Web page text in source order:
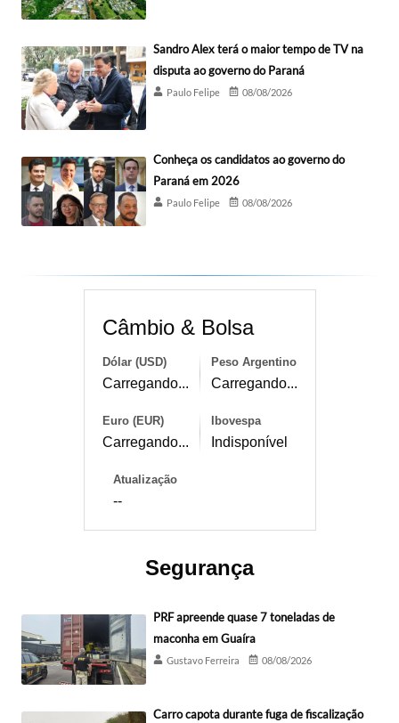
Sandro Alex terá o maior tempo de TV na
disputa ao governo do Paraná
Paulo Felipe 08/08/2026
Conheça os candidatos ao governo do
Paraná em 2026
Paulo Felipe 08/08/2026
Câmbio & Bolsa
Dólar (USD)
Carregando...
Peso Argentino
Carregando...
Euro (EUR)
Carregando...
Ibovespa
Indisponível
Atualização
--
Segurança
PRF apreende quase 7 toneladas de
maconha em Guaíra
Gustavo Ferreira 08/08/2026
Carro capota durante fuga de fiscalização